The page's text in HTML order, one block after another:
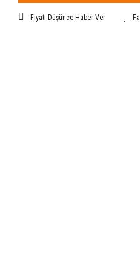
Fiyatı Düşünce Haber Ver